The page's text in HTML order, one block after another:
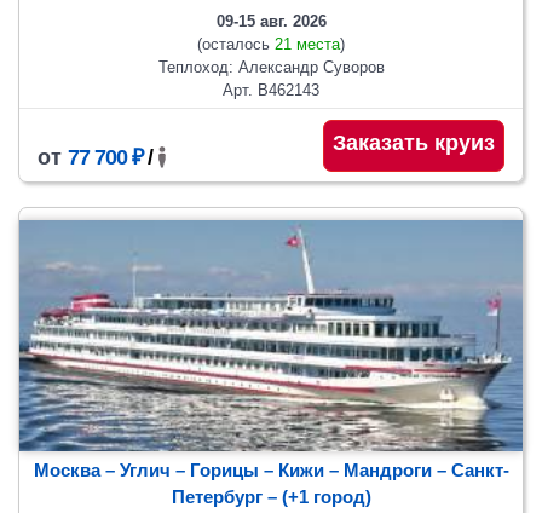
09-15 авг. 2026
(осталось 21 места)
Теплоход: Александр Суворов
Арт. В462143
от 77 700 ₽/
Заказать круиз
Москва – Углич – Горицы – Кижи – Мандроги – Санкт-
Петербург – (+1 город)